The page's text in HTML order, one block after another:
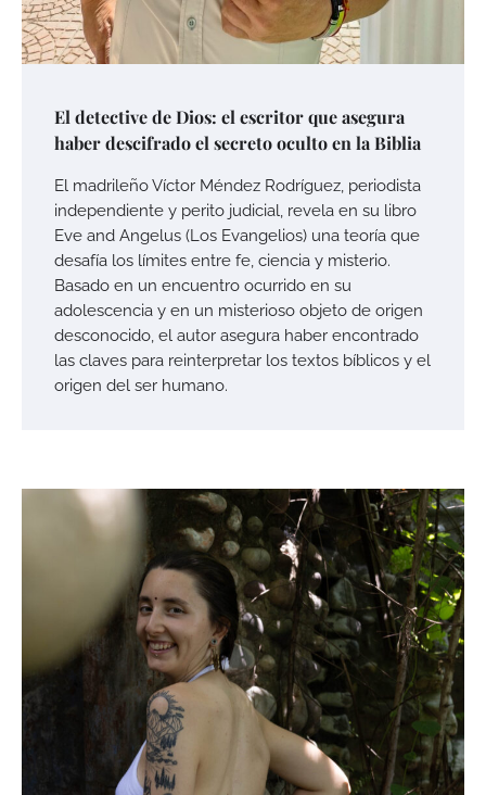
El detective de Dios: el escritor que asegura
haber descifrado el secreto oculto en la Biblia
El madrileño Víctor Méndez Rodríguez, periodista
independiente y perito judicial, revela en su libro
Eve and Angelus (Los Evangelios) una teoría que
desafía los límites entre fe, ciencia y misterio.
Basado en un encuentro ocurrido en su
adolescencia y en un misterioso objeto de origen
desconocido, el autor asegura haber encontrado
las claves para reinterpretar los textos bíblicos y el
origen del ser humano.